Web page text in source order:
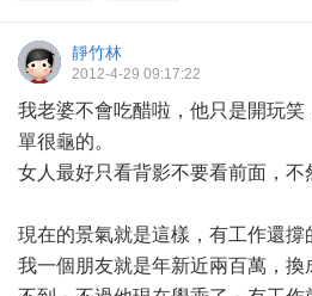
靜竹林
2012-4-29 09:17:22
我老婆不會吃醋啦，他只是開玩
單很龜的。
女人最好只看背影不要看前面，不
現在的景氣就是這樣，有工作還撐
我一個朋友就是年新近兩百萬，